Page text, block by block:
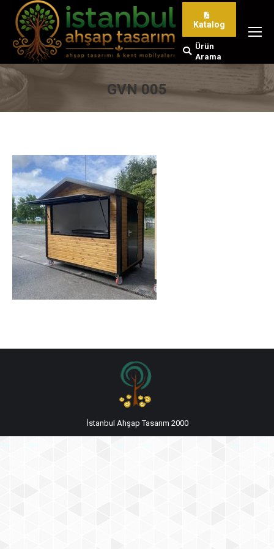
Katalog
Search:
Ürün
Arama
GVN 005
İstanbul Ahşap Tasarım 2000